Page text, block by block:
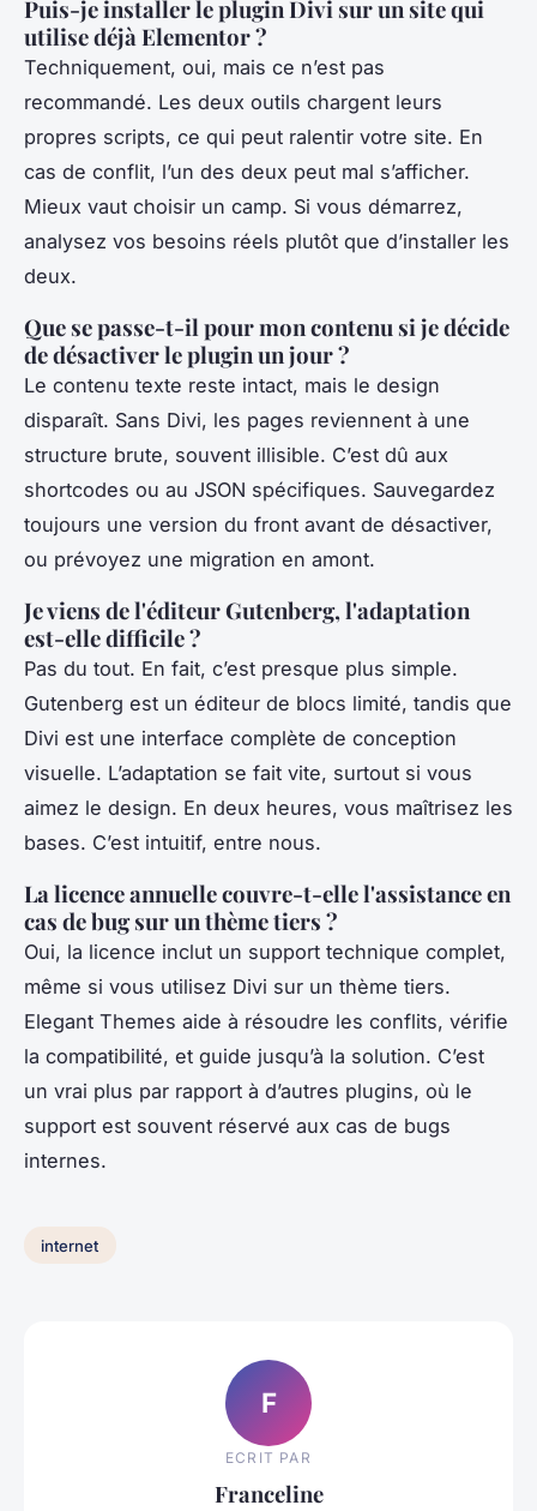
Puis-je installer le plugin Divi sur un site qui
utilise déjà Elementor ?
Techniquement, oui, mais ce n’est pas
recommandé. Les deux outils chargent leurs
propres scripts, ce qui peut ralentir votre site. En
cas de conflit, l’un des deux peut mal s’afficher.
Mieux vaut choisir un camp. Si vous démarrez,
analysez vos besoins réels plutôt que d’installer les
deux.
Que se passe-t-il pour mon contenu si je décide
de désactiver le plugin un jour ?
Le contenu texte reste intact, mais le design
disparaît. Sans Divi, les pages reviennent à une
structure brute, souvent illisible. C’est dû aux
shortcodes ou au JSON spécifiques. Sauvegardez
toujours une version du front avant de désactiver,
ou prévoyez une migration en amont.
Je viens de l'éditeur Gutenberg, l'adaptation
est-elle difficile ?
Pas du tout. En fait, c’est presque plus simple.
Gutenberg est un éditeur de blocs limité, tandis que
Divi est une interface complète de conception
visuelle. L’adaptation se fait vite, surtout si vous
aimez le design. En deux heures, vous maîtrisez les
bases. C’est intuitif, entre nous.
La licence annuelle couvre-t-elle l'assistance en
cas de bug sur un thème tiers ?
Oui, la licence inclut un support technique complet,
même si vous utilisez Divi sur un thème tiers.
Elegant Themes aide à résoudre les conflits, vérifie
la compatibilité, et guide jusqu’à la solution. C’est
un vrai plus par rapport à d’autres plugins, où le
support est souvent réservé aux cas de bugs
internes.
internet
F
ECRIT PAR
Franceline